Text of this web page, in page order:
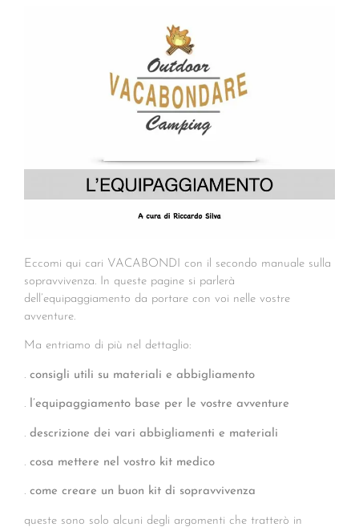
Eccomi qui cari VACABONDI con il secondo manuale sulla
sopravvivenza. In queste pagine si parlerà
dell’equipaggiamento da portare con voi nelle vostre
avventure.
Ma entriamo di più nel dettaglio:
. consigli utili su materiali e abbigliamento
. l’equipaggiamento base per le vostre avventure
. descrizione dei vari abbigliamenti e materiali
. cosa mettere nel vostro kit medico
. come creare un buon kit di sopravvivenza
queste sono solo alcuni degli argomenti che tratterò in